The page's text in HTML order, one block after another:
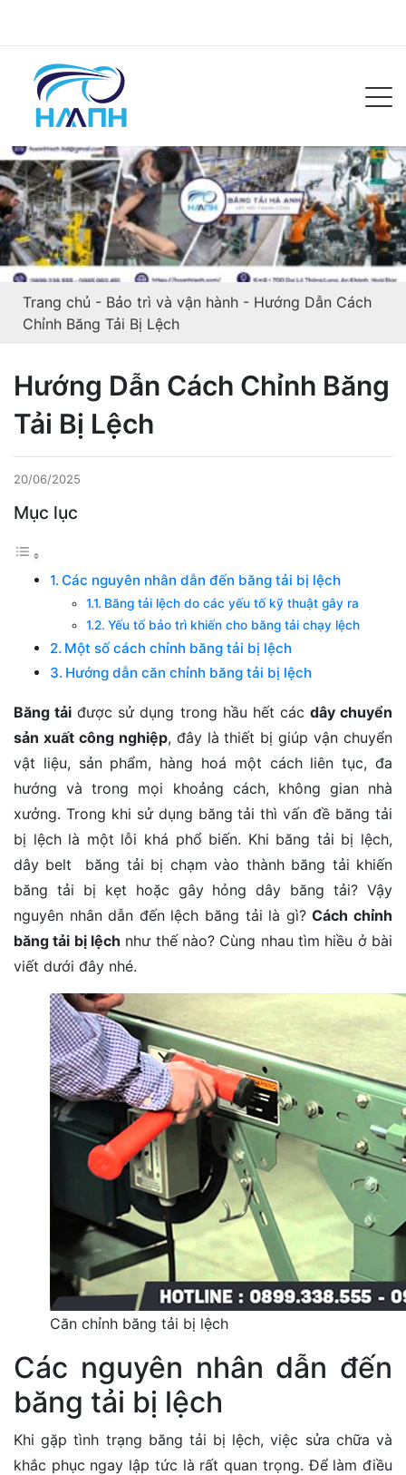
Trang chủ - Bảo trì và vận hành - Hướng Dẫn Cách
Chỉnh Băng Tải Bị Lệch
Hướng Dẫn Cách Chỉnh Băng
Tải Bị Lệch
20/06/2025
Mục lục
Các nguyên nhân dẫn đến băng tải bị lệch
Băng tải lệch do các yếu tố kỹ thuật gây ra
Yếu tố bảo trì khiến cho băng tải chạy lệch
Một số cách chỉnh băng tải bị lệch
Hướng dẫn căn chỉnh băng tải bị lệch
Băng tải được sử dụng trong hầu hết các dây chuyển
sản xuất công nghiệp, đây là thiết bị giúp vận chuyển
vật liệu, sản phẩm, hàng hoá một cách liên tục, đa
hướng và trong mọi khoảng cách, không gian nhà
xưởng. Trong khi sử dụng băng tải thì vấn đề băng tải
bị lệch là một lỗi khá phổ biến. Khi băng tải bị lệch,
dây belt băng tải bị chạm vào thành băng tải khiến
băng tải bị kẹt hoặc gây hỏng dây băng tải? Vậy
nguyên nhân dẫn đến lệch băng tải là gì?Cách chỉnh
băng tải bị lệch như thế nào? Cùng nhau tìm hiều ở bài
viết dưới đây nhé.
Căn chỉnh băng tải bị lệch
Các nguyên nhân dẫn đến
băng tải bị lệch
Khi gặp tình trạng băng tải bị lệch, việc sửa chữa và
khắc phục ngay lập tức là rất quan trọng. Để làm điều